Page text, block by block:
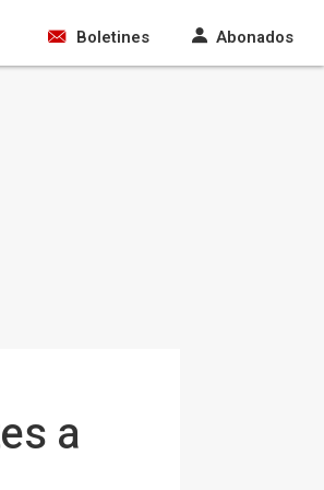
Boletines Abonados
a